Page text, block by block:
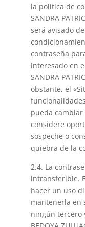
la política de
SANDRA
será avisado
contraseña
interesado en
SANDRA
obstante, el
pueda
considere
sospeche o
quiebra de la
2.4. La
intransferible.
hacer un uso
mantenerla en
ningún tercero